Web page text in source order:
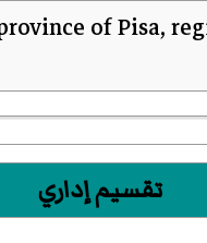
تقسيم إداري